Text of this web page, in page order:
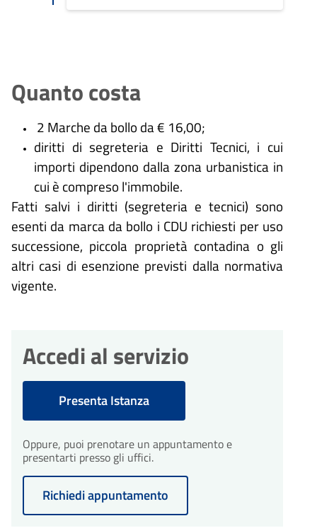
Quanto costa
2 Marche da bollo da € 16,00;
diritti di segreteria e Diritti Tecnici, i cui
importi dipendono dalla zona urbanistica in
cui è compreso l'immobile.
Fatti salvi i diritti (segreteria e tecnici) sono
esenti da marca da bollo i CDU richiesti per uso
successione, piccola proprietà contadina o gli
altri casi di esenzione previsti dalla normativa
vigente.
Accedi al servizio
Presenta Istanza
Oppure, puoi prenotare un appuntamento e
presentarti presso gli uffici.
Richiedi appuntamento